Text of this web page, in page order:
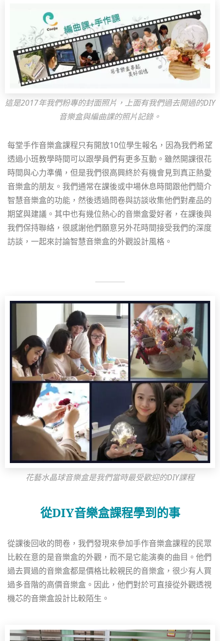
這是2017年我們粉專的封面照片，上面有我們過去開過的DIY
音樂盒與編曲課的照片記錄。
每堂手作音樂盒課程只有開放10位學生報名，因為我們希望
透過小班教學時間可以跟學員們有更多互動。雖然開課很花
時間與心力準備，但是我們很高興終於有機會見到真正熱愛
音樂盒的朋友。我們通常在課後或中場休息時間跟他們簡介
智慧音樂盒的功能，然後透過問卷與訪談收集他們對產品的
期望與建議。其中也有幾位熱心的音樂盒愛好者，在課後與
我們保持聯絡，很感謝他們願意另外花時間接受我們的深度
訪談，一起來討論智慧音樂盒的外觀設計風格。
從DIY音樂盒課程學到的事
從課後回收的問卷，我們發現來參加手作音樂盒課程的民眾
比較在意的是音樂盒的外觀，而不是它能演奏的曲目。他們
過去買過的音樂盒都是價格比較親民的音樂盒，很少有人買
過多音階的高價音樂盒。因此，他們對於可直接從外觀透視
機芯的音樂盒設計比較陌生。
花藝水晶球音樂盒是我們當時最受歡迎的DIY課程